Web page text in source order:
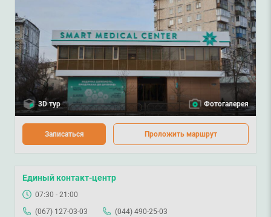
3D тур Фотогалерея
Записаться Проложить маршрут
Единый контакт-центр
07:30 - 21:00
(067) 127-03-03
(044) 490-25-03